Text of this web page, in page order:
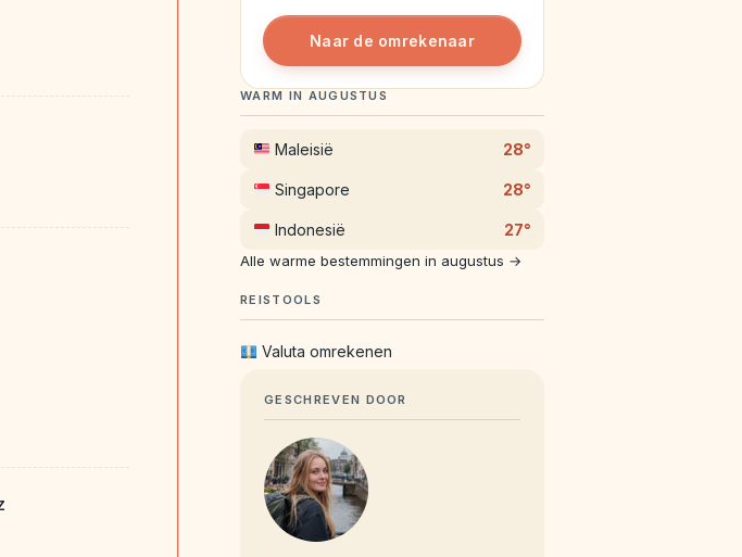
Naar de omrekenaar
WARM IN AUGUSTUS
Maleisië 28°
Singapore 28°
Indonesië 27°
Alle warme bestemmingen in augustus →
REISTOOLS
Valuta omrekenen
GESCHREVEN DOOR